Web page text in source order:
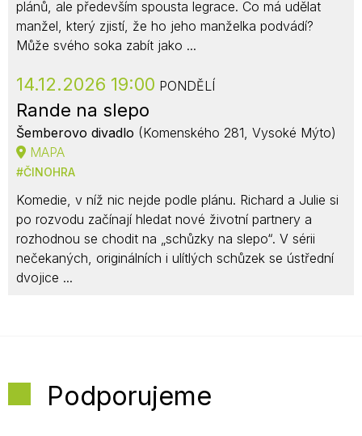
plánů, ale především spousta legrace. Co má udělat
manžel, který zjistí, že ho jeho manželka podvádí?
Může svého soka zabít jako ...
14.12.2026 19:00 PONDĚLÍ
Rande na slepo
Šemberovo divadlo (Komenského 281, Vysoké Mýto)
MAPA
ČINOHRA
Komedie, v níž nic nejde podle plánu. Richard a Julie si
po rozvodu začínají hledat nové životní partnery a
rozhodnou se chodit na „schůzky na slepo“. V sérii
nečekaných, originálních i ulítlých schůzek se ústřední
dvojice ...
Podporujeme